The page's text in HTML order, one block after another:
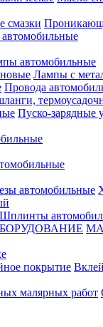
смазки
автомобильные
Лампы с
Провода
Пуско-зарядные
автомобильные
Шплинты
покрытие
малярных работ